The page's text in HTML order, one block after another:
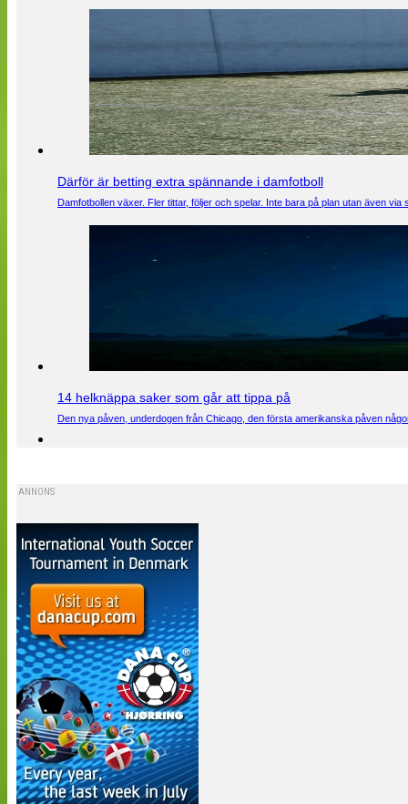
Därför är betting extra spännande i damfotboll
Damfotbollen växer. Fler tittar, följer och spelar. Inte bara på plan utan även
14 helknäppa saker som går att tippa på
Den nya påven, underdogen från Chicago, den första amerikanska påven
ANNONS